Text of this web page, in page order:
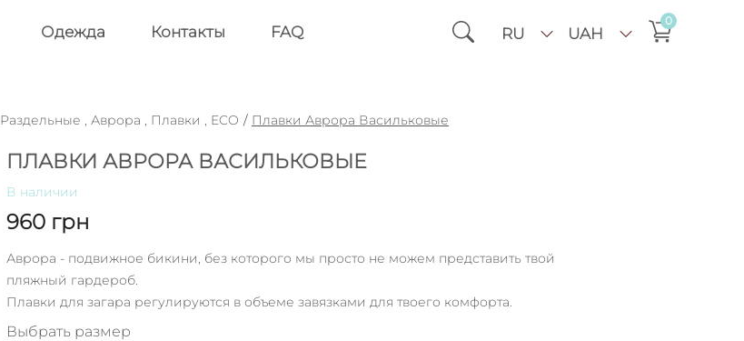
Одежда Контакты FAQ RU UAH
0
Раздельные , Аврора , Плавки , ECO / Плавки Аврора Васильковые
ПЛАВКИ АВРОРА ВАСИЛЬКОВЫЕ
В наличии
960 грн
Аврора - подвижное бикини, без которого мы просто не можем представить твой
пляжный гардероб.
Плавки для загара регулируются в объеме завязками для твоего комфорта.
Выбрать размер